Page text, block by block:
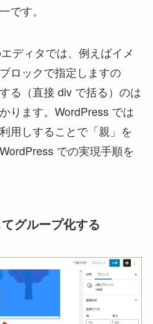
です。
ディタでは、例えばイメ
ロックで指定しますの
る（直接 div で括る）のは
ります。WordPress では
用しすることで「親」を
での実現手順を
グループ化する